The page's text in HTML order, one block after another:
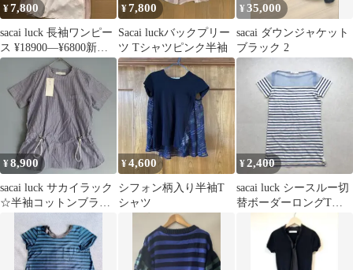
¥7,800
sacai luck 長袖ワンピー
ス ¥18900—¥6800新品
タグ付
¥7,800
Sacai luckバックプリー
ツ Tシャツピンク半袖
¥35,000
sacai ダウンジャケット
ブラック 2
¥8,900
sacai luck サカイラック
☆半袖コットンブラウ
¥4,600
シフォン柄入り半袖T
シャツ
¥2,400
sacai luck シースルー切
替ボーダーロングTシ
ャツ ライトブルー 1